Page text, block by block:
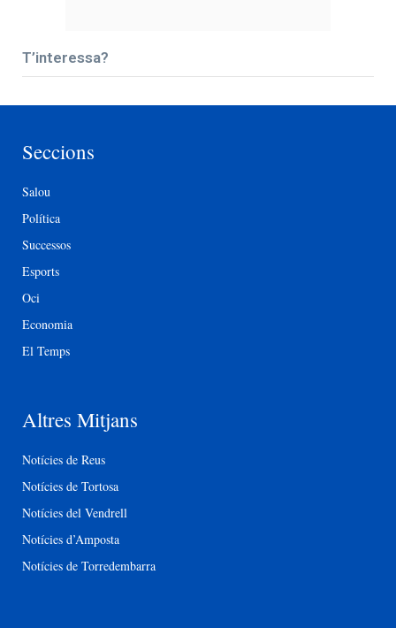
T’interessa?
Seccions
Salou
Política
Successos
Esports
Oci
Economia
El Temps
Altres Mitjans
Notícies de Reus
Notícies de Tortosa
Notícies del Vendrell
Notícies d’Amposta
Notícies de Torredembarra